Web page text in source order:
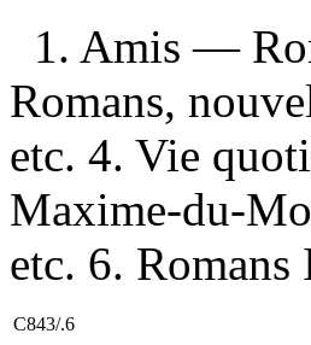
1. Amis —
Romans,
etc. 4. Vie
Maxime-du-
etc. 6. Romans
C843/.6